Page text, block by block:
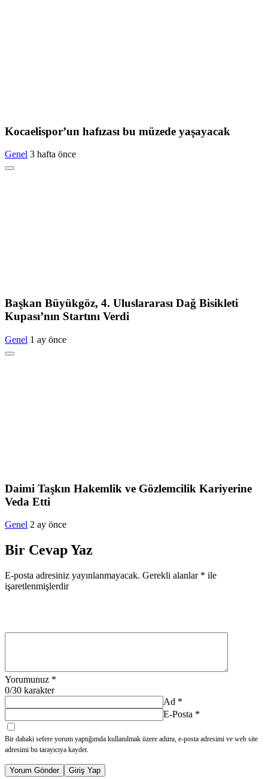
Kocaelispor’un hafızası bu müzede yaşayacak
Genel 3 hafta önce
Başkan Büyükgöz, 4. Uluslararası Dağ Bisikleti
Kupası’nın Startını Verdi
Genel 1 ay önce
Daimi Taşkın Hakemlik ve Gözlemcilik Kariyerine
Veda Etti
Genel 2 ay önce
Bir Cevap Yaz
E-posta adresiniz yayınlanmayacak. Gerekli alanlar * ile
işaretlenmişlerdir
Yorumunuz *
0/30 karakter
Ad *
E-Posta *
Bir dahaki sefere yorum yaptığımda kullanılmak üzere adımı, e-posta adresimi ve web site
adresimi bu tarayıcıya kaydet.
Yorum Gönder Giriş Yap